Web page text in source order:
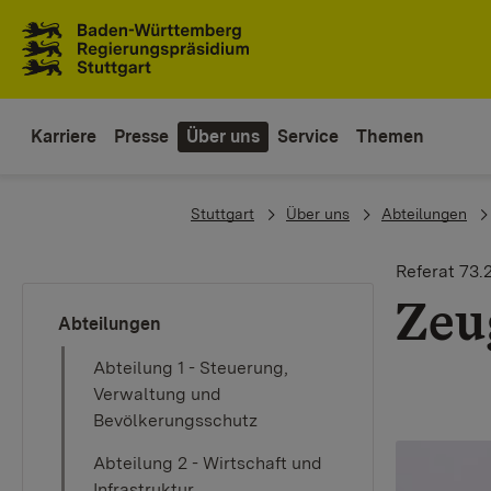
Karriere Presse Über uns Service Themen
You are here:
Stuttgart Über uns Abteilungen
Abteilungen
Abteilung 1 - Steuerung,
Verwaltung und
Bevölkerungsschutz
Abteilung 2 - Wirtschaft und
Referat